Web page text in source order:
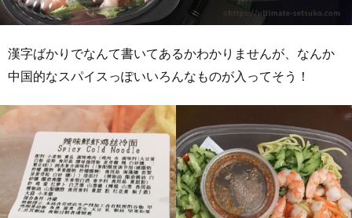
漢字ばかりでなんて書いてあるかわかりませんが、なんか
中国的なスパイスっぽいいろんなものが入ってそう！